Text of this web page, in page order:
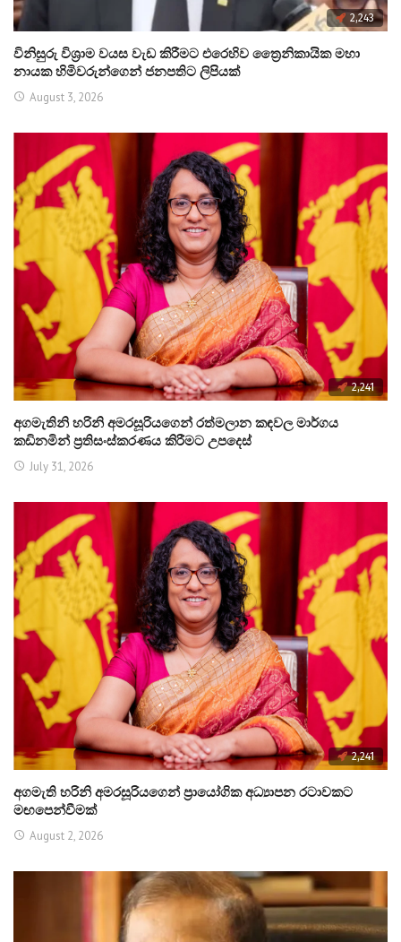
2,243
විනිසුරු විශ්‍රාම වයස වැඩ කිරීමට එරෙහිව ත්‍රෛනිකායික මහා
නායක හිමිවරුන්ගෙන් ජනපතිට ලිපියක්
August 3, 2026
2,241
අගමැතිනි හරිනි අමරසූරියගෙන් රත්මලාන කඳවල මාර්ගය
කඩිනමින් ප්‍රතිසංස්කරණය කිරීමට උපදෙස්
July 31, 2026
2,241
අගමැති හරිනි අමරසූරියගෙන් ප්‍රායෝගික අධ්‍යාපන රටාවකට
මඟපෙන්වීමක්
August 2, 2026